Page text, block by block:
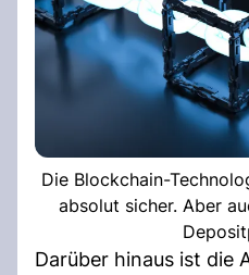
Die Blockchain-
absolut sicher. Aber
Darüber hinaus ist die